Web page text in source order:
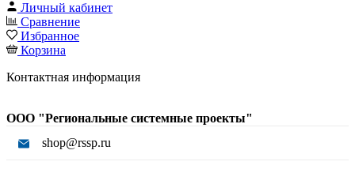
Личный кабинет
Сравнение
Избранное
Корзина
Контактная информация
ООО "Региональные системные проекты"
shop@rssp.ru